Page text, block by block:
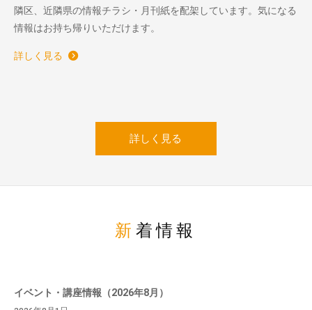
隣区、近隣県の情報チラシ・月刊紙を配架しています。気になる
情報はお持ち帰りいただけます。
詳しく見る
詳しく見る
新着情報
イベント・講座情報（2026年8月）